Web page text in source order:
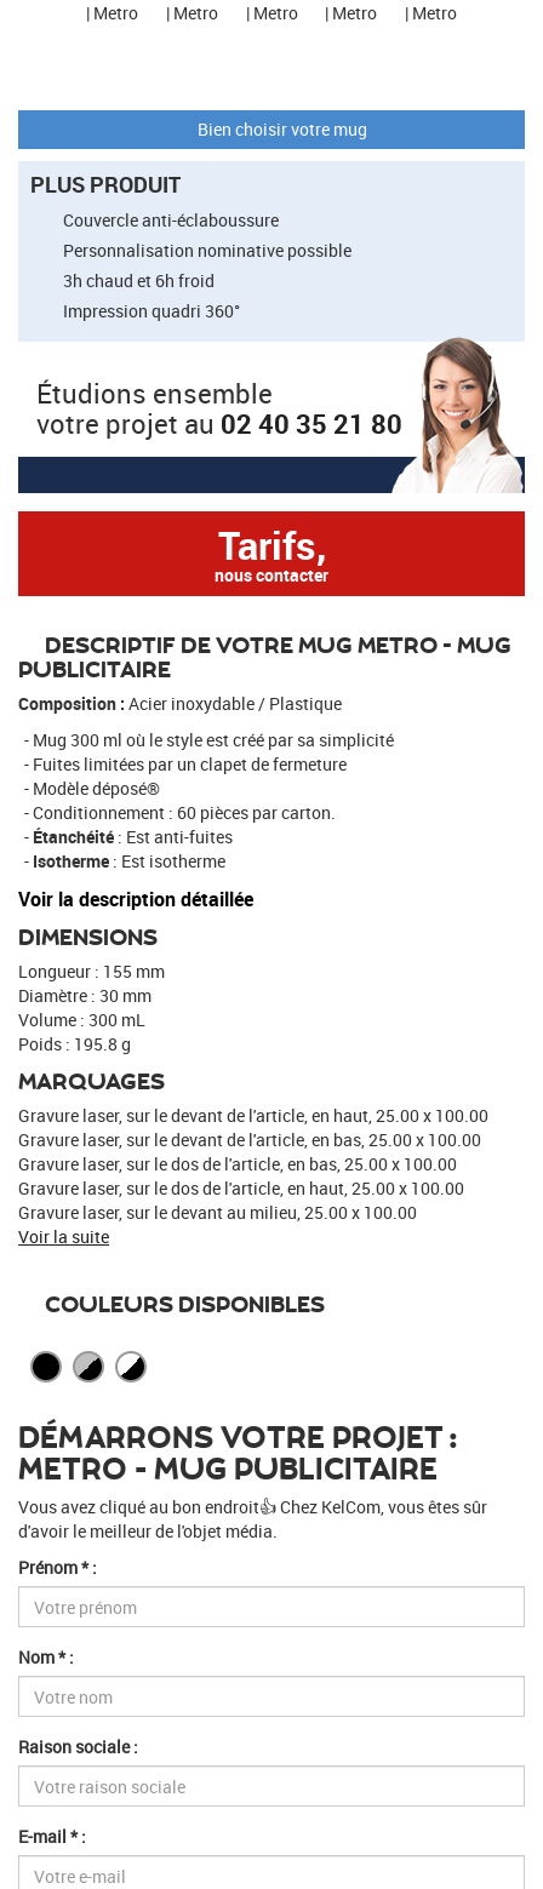
Bien choisir votre mug
PLUS PRODUIT
Couvercle anti-éclaboussure
Personnalisation nominative possible
3h chaud et 6h froid
Impression quadri 360°
Étudions ensemble
votre projet au 02 40 35 21 80
Tarifs,
nous contacter
DESCRIPTIF DE VOTRE MUG METRO - MUG
PUBLICITAIRE
Composition : Acier inoxydable / Plastique
Mug 300 ml où le style est créé par sa simplicité
Fuites limitées par un clapet de fermeture
Modèle déposé®
Conditionnement : 60 pièces par carton.
Étanchéité : Est anti-fuites
Isotherme : Est isotherme
Voir la description détaillée
DIMENSIONS
Longueur : 155 mm
Diamètre : 30 mm
Volume : 300 mL
Poids : 195.8 g
MARQUAGES
Gravure laser, sur le devant de l'article, en haut, 25.00 x 100.00
Gravure laser, sur le devant de l'article, en bas, 25.00 x 100.00
Gravure laser, sur le dos de l'article, en bas, 25.00 x 100.00
Gravure laser, sur le dos de l'article, en haut, 25.00 x 100.00
Gravure laser, sur le devant au milieu, 25.00 x 100.00
Voir la suite
COULEURS DISPONIBLES
DÉMARRONS VOTRE PROJET :
METRO - MUG PUBLICITAIRE
Vous avez cliqué au bon endroit👍 Chez KelCom, vous êtes sûr
d'avoir le meilleur de l'objet média.
Prénom * :
Nom * :
Raison sociale :
E-mail * :